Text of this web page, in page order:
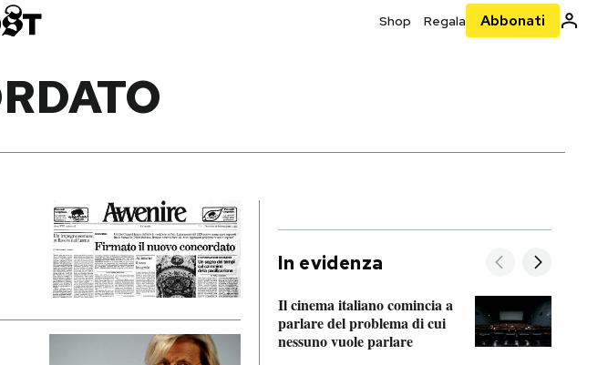
Shop Regala Abbonati
In evidenza
Il cinema italiano comincia a
parlare del problema di cui
nessuno vuole parlare